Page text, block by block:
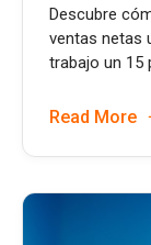
Descubre
ventas netas
trabajo un 15
Read More